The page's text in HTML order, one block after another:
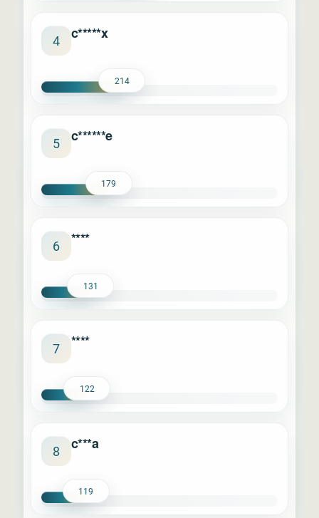
4 c*****x
214
5 c******e
179
6 ****
131
7 ****
122
8 c***a
119